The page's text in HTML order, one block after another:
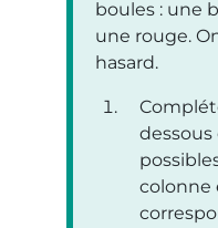
boules : une
une rouge.
hasard.
dessous
colonne